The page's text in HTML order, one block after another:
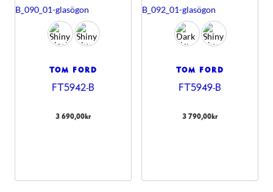
TOM FORD
FT5942-B
3 690,00kr
TOM FORD
FT5949-B
3 790,00kr